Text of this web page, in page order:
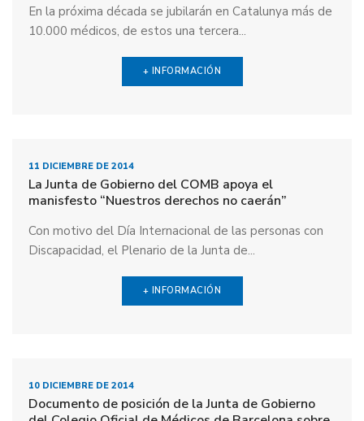
En la próxima década se jubilarán en Catalunya más de
10.000 médicos, de estos una tercera...
+ INFORMACIÓN
11 DICIEMBRE DE 2014
La Junta de Gobierno del COMB apoya el
manisfesto “Nuestros derechos no caerán”
Con motivo del Día Internacional de las personas con
Discapacidad, el Plenario de la Junta de...
+ INFORMACIÓN
10 DICIEMBRE DE 2014
Documento de posición de la Junta de Gobierno